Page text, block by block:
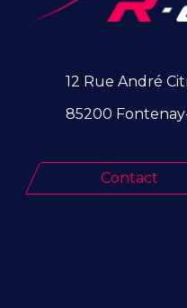
12 Rue André
85200
Contact